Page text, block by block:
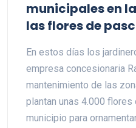
municipales en
las flores de
En estos días los
empresa concesionaria
mantenimiento de las
plantan unas 4.000 flores
municipio para